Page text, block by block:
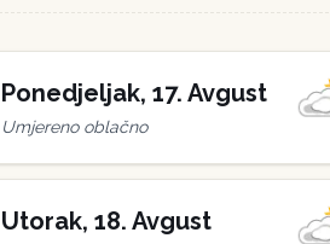
Ponedjeljak, 17. Avgust
Umjereno oblačno
Utorak, 18. Avgust